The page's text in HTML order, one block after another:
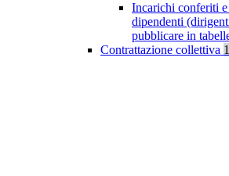
Incarichi conferiti
dipendenti
pubblicare in
Contrattazione collettiva 1